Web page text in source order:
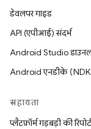
डेवलपर गाइड
API (एपीआई) संदर्भ
Android Studio
Android एनडीके
सहायता
प्लैटफ़ॉर्म गड़बड़ी की